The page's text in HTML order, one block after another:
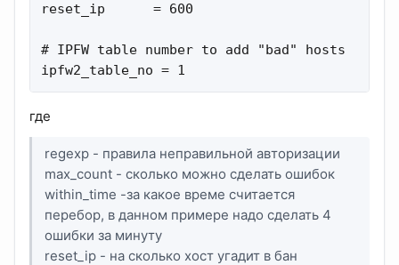
reset_ip      = 600
# IPFW table number to add "bad" hosts
ipfw2_table_no = 1
где
regexp - правила неправильной авторизации
max_count - сколько можно сделать ошибок
within_time -за какое време считается
перебор, в данном примере надо сделать 4
ошибки за минуту
reset_ip - на сколько хост угадит в бан